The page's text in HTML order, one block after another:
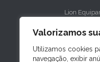
Valorizamos
Utilizamos cookies
navegação, exibir
Lion
sueco SP